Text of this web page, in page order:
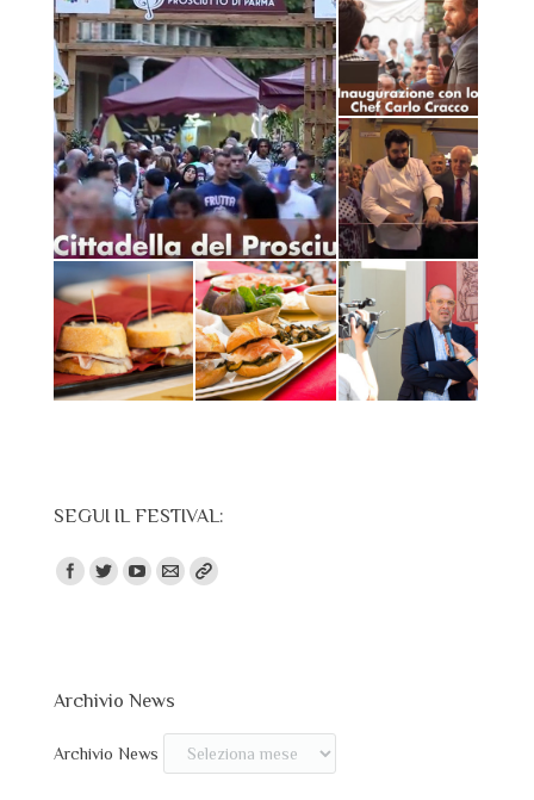
SEGUI IL FESTIVAL:
Trovaci su:
Archivio News
Archivio News